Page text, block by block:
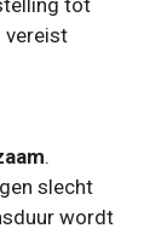
vereist
.
slecht
wordt